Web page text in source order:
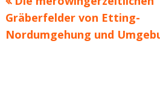
Beitragsnavigation
Beitrag:
Gräberfelder von Etting-
Nordumgehung und